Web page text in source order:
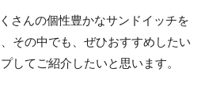
さんの個性豊かなサンドイッチを
その中でも、ぜひおすすめしたい
してご紹介したいと思います。